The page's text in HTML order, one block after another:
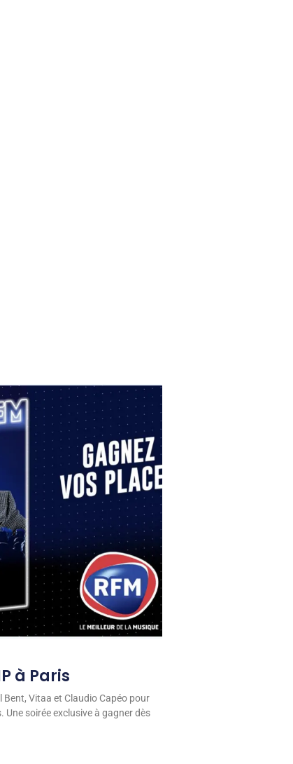
à Paris
Bent, Vitaa et Claudio Capéo pour
soirée exclusive à gagner dès